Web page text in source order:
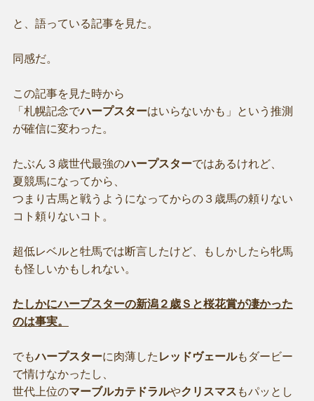
と、語っている記事を見た。
同感だ。
この記事を見た時から
「札幌記念でハープスターはいらないかも」という推測
が確信に変わった。
たぶん３歳世代最強のハープスターではあるけれど、
夏競馬になってから、
つまり古馬と戦うようになってからの３歳馬の頼りない
コト頼りないコト。
超低レベルと牡馬では断言したけど、もしかしたら牝馬
も怪しいかもしれない。
たしかにハープスターの新潟２歳Ｓと桜花賞が凄かった
のは事実。
でもハープスターに肉薄した レッドヴェールもダービー
で情けなかったし、
世代上位のマーブルカテドラルやクリスマス もパッとし